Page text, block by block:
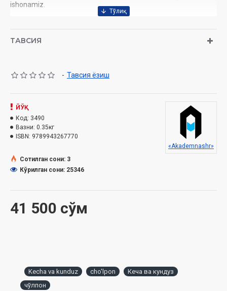
ishonamiz.
Sana:2021-yil
O'lchami:60x84 1/16
ТАВСИЯ
- Тавсия ёзиш
41 500 сўм
ЙЎҚ
Код: 3490
Вазни: 0.35кг
ISBN: 9789943267770
«Akademnashr»
Сотилган сони: 3
Кўрилган сони: 25346
Kecha va kunduz cho'lpon
Кеча ва кундуз
чўлпон